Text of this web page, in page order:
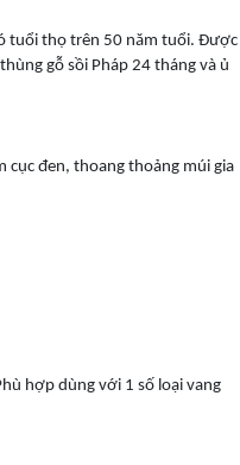
tuổi thọ trên 50 năm tuổi. Được
gỗ sồi Pháp 24 tháng và ủ
cục đen, thoang thoảng múi gia
hợp dùng với 1 số loại vang